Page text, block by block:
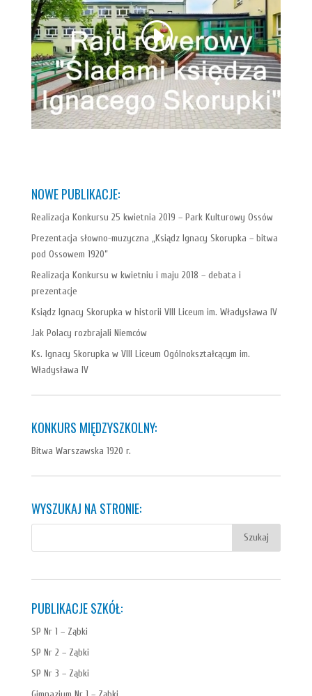
NOWE PUBLIKACJE:
Realizacja Konkursu 25 kwietnia 2019 – Park Kulturowy Ossów
Prezentacja słowno-muzyczna „Ksiądz Ignacy Skorupka – bitwa
pod Ossowem 1920”
Realizacja Konkursu w kwietniu i maju 2018 – debata i
prezentacje
Ksiądz Ignacy Skorupka w historii VIII Liceum im. Władysława IV
Jak Polacy rozbrajali Niemców
Ks. Ignacy Skorupka w VIII Liceum Ogólnokształcącym im.
Władysława IV
KONKURS MIĘDZYSZKOLNY:
Bitwa Warszawska 1920 r.
WYSZUKAJ NA STRONIE:
PUBLIKACJE SZKÓŁ:
SP Nr 1 – Ząbki
SP Nr 2 – Ząbki
SP Nr 3 – Ząbki